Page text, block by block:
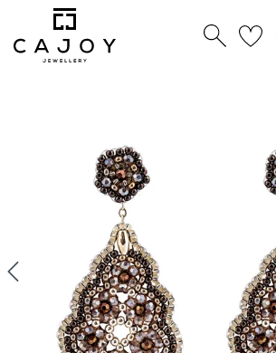
principal